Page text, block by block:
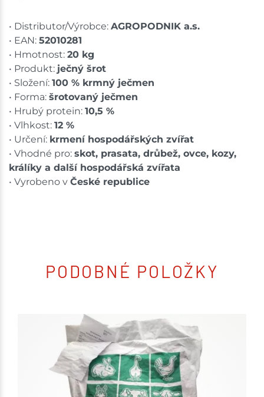
• Distributor/Výrobce: AGROPODNIK a.s.
• EAN: 52010281
• Hmotnost: 20 kg
• Produkt: ječný šrot
• Složení: 100 % krmný ječmen
• Forma: šrotovaný ječmen
• Hrubý protein: 10,5 %
• Vlhkost: 12 %
• Určení: krmení hospodářských zvířat
• Vhodné pro: skot, prasata, drůbež, ovce, kozy,
králíky a další hospodářská zvířata
• Vyrobeno v České republice
PODOBNÉ POLOŽKY